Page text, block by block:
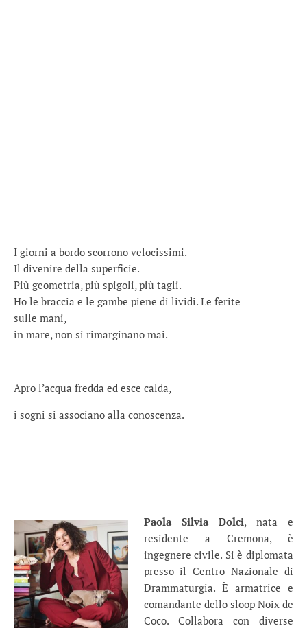
I giorni a bordo scorrono velocissimi.
Il divenire della superficie.
Più geometria, più spigoli, più tagli.
Ho le braccia e le gambe piene di lividi. Le ferite
sulle mani,
in mare, non si rimarginano mai.
Apro l’acqua fredda ed esce calda,
i sogni si associano alla conoscenza.
Paola Silvia Dolci, nata e
residente a Cremona, è
ingegnere civile. Si è diplomata
presso il Centro Nazionale di
Drammaturgia. È armatrice e
comandante dello sloop Noix de
Coco. Collabora con diverse